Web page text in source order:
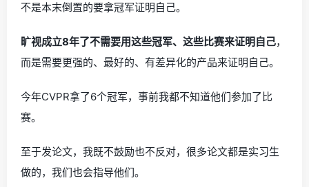
不是本末倒置的要拿冠军证明自己。
旷视成立8年了不需要用这些冠军、这些比赛来证明自己，
而是需要更强的、最好的、有差异化的产品来证明自己。
今年CVPR拿了6个冠军，事前我都不知道他们参加了比
赛。
至于发论文，我既不鼓励也不反对，很多论文都是实习生
做的，我们也会指导他们。